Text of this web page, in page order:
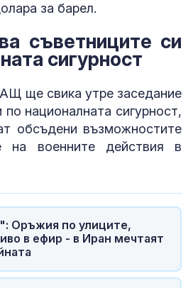
за барел.
съветниците си
сигурност
ще свика утре заседание
по националната сигурност,
обсъдени възможностите
на военните действия в
Оръжия по улиците,
в ефир - в Иран мечтаят